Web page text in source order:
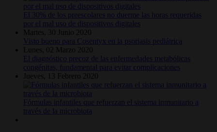
El 30% de los preescolares no duerme las horas requeridas
por el mal uso de dispositivos digitales
Martes, 30 Junio 2020
Visto bueno para Cosentyx en la psoriasis pediátrica
Lunes, 02 Marzo 2020
El diagnóstico precoz de las enfermedades metabólicas
congénitas, fundamental para evitar complicaciones
Jueves, 13 Febrero 2020
Fórmulas infantiles que refuerzan el sistema inmunitario a
través de la microbiota